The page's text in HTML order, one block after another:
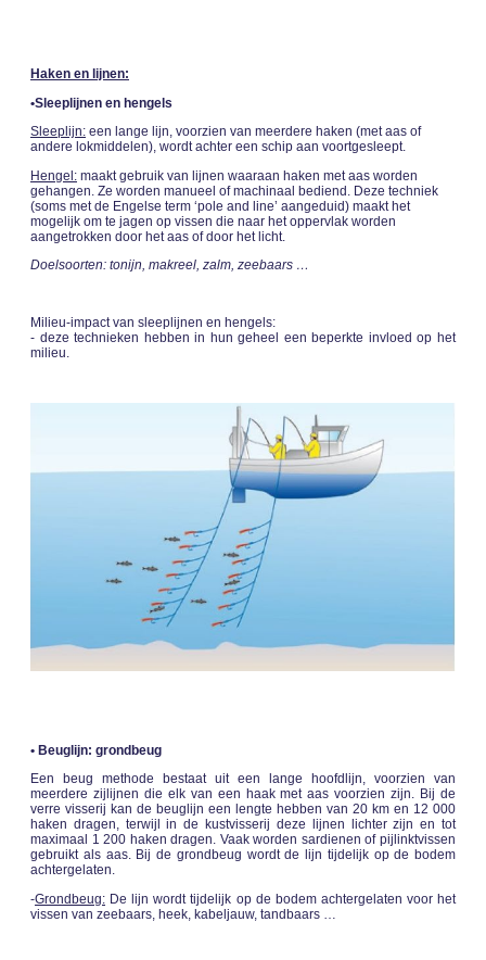
Haken en lijnen:
•Sleeplijnen en hengels
Sleeplijn: een lange lijn, voorzien van meerdere haken (met aas of
andere lokmiddelen), wordt achter een schip aan voortgesleept.
Hengel: maakt gebruik van lijnen waaraan haken met aas worden
gehangen. Ze worden manueel of machinaal bediend. Deze techniek
(soms met de Engelse term ‘pole and line’ aangeduid) maakt het
mogelijk om te jagen op vissen die naar het oppervlak worden
aangetrokken door het aas of door het licht.
Doelsoorten: tonijn, makreel, zalm, zeebaars …
Milieu-impact van sleeplijnen en hengels:
- deze technieken hebben in hun geheel een beperkte invloed op het
milieu.
• Beuglijn: grondbeug
Een beug methode bestaat uit een lange hoofdlijn, voorzien van
meerdere zijlijnen die elk van een haak met aas voorzien zijn. Bij de
verre visserij kan de beuglijn een lengte hebben van 20 km en 12 000
haken dragen, terwijl in de kustvisserij deze lijnen lichter zijn en tot
maximaal 1 200 haken dragen. Vaak worden sardienen of pijlinktvissen
gebruikt als aas. Bij de grondbeug wordt de lijn tijdelijk op de bodem
achtergelaten.
-Grondbeug: De lijn wordt tijdelijk op de bodem achtergelaten voor het
vissen van zeebaars, heek, kabeljauw, tandbaars …